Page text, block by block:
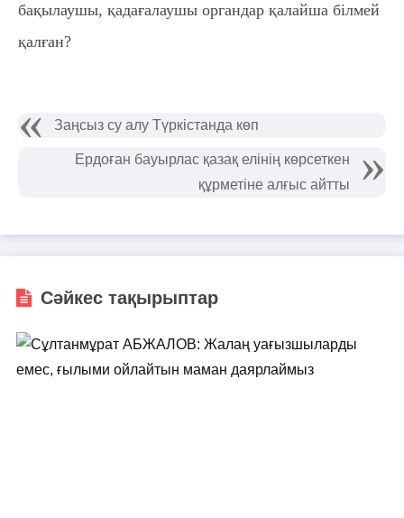
бақылаушы, қадағалаушы органдар қалайша білмей
қалған?
Заңсыз су алу Түркістанда көп
Ердоған бауырлас қазақ елінің көрсеткен
құрметіне алғыс айтты
Сәйкес тақырыптар